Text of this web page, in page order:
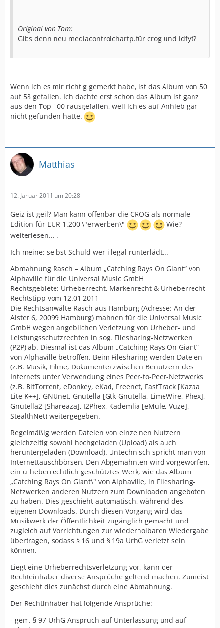
Original von Tom:
Gibs denn neu mediacontrolchartp.für crog und idfyt?
Wenn ich es mir richtig gemerkt habe, ist das Album von 50
auf 58 gefallen. Ich dachte erst schon das Album ist ganz
aus den Top 100 rausgefallen, weil ich es auf Anhieb gar
nicht gefunden hatte.
Matthias
12. Januar 2011 um 20:28
Geiz ist geil? Man kann offenbar die CROG als normale
Edition für EUR 1.200 \"erwerben\"
Wie?
weiterlesen... .
Ich meine: selbst Schuld wer illegal runterlädt...
Abmahnung Rasch – Album „Catching Rays On Giant“ von
Alphaville für die Universal Music GmbH
Rechtsgebiete: Urheberrecht, Markenrecht & Urheberrecht
Rechtstipp vom 12.01.2011
Die Rechtsanwälte Rasch aus Hamburg (Adresse: An der
Alster 6, 20099 Hamburg) mahnen für die Universal Music
GmbH wegen angeblichen Verletzung von Urheber- und
Leistungsschutzrechten in sog. Filesharing-Netzwerken
(P2P) ab. Diesmal ist das Album „Catching Rays On Giant”
von Alphaville betroffen. Beim Filesharing werden Dateien
(z.B. Musik, Filme, Dokumente) zwischen Benutzern des
Internets unter Verwendung eines Peer-to-Peer-Netzwerks
(z.B. BitTorrent, eDonkey, eKad, Freenet, FastTrack [Kazaa
Lite K++], GNUnet, Gnutella [Gtk-Gnutella, LimeWire, Phex],
Gnutella2 [Shareaza], I2Phex, Kademlia [eMule, Vuze],
StealthNet) weitergegeben.
Regelmäßig werden Dateien von einzelnen Nutzern
gleichzeitig sowohl hochgeladen (Upload) als auch
heruntergeladen (Download). Untechnisch spricht man von
Internettauschbörsen. Den Abgemahnten wird vorgeworfen,
ein urheberrechtlich geschütztes Werk, wie das Album
„Catching Rays On Giant\" von Alphaville, in Filesharing-
Netzwerken anderen Nutzern zum Downloaden angeboten
zu haben. Dies geschieht automatisch, während des
eigenen Downloads. Durch diesen Vorgang wird das
Musikwerk der Öffentlichkeit zugänglich gemacht und
zugleich auf Vorrichtungen zur wiederholbaren Wiedergabe
übertragen, sodass § 16 und § 19a UrhG verletzt sein
können.
Liegt eine Urheberrechtsverletzung vor, kann der
Rechteinhaber diverse Ansprüche geltend machen. Zumeist
geschieht dies zunächst durch eine Abmahnung.
Der Rechtinhaber hat folgende Ansprüche:
- gem. § 97 UrhG Anspruch auf Unterlassung und auf